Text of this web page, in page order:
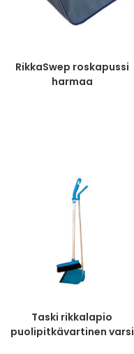
RikkaSwep roskapussi
harmaa
Taski rikkalapio
puolipitkävartinen varsi